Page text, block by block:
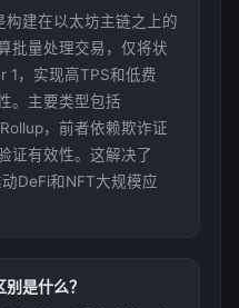
建在以太坊主链之上的
批量处理交易，仅将状
1，实现高TPS和低费
。主要类型包括
，前者依赖欺诈证
证有效性。这解决了
DeFi和NFT大规模应
是什么？